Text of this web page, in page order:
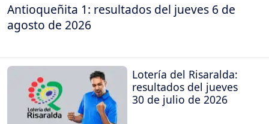
Antioqueñita 1: resultados del jueves 6 de
agosto de 2026
Lotería del Risaralda:
resultados del jueves
30 de julio de 2026